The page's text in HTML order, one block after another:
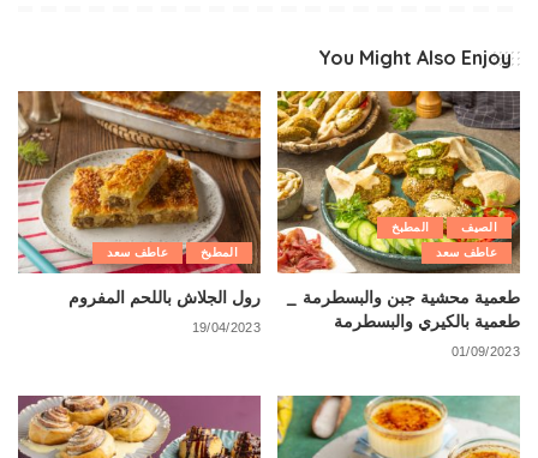
You Might Also Enjoy
الصيف
المطبخ
عاطف سعد
طعمية محشية جبن والبسطرمة _
طعمية بالكيري والبسطرمة
01/09/2023
المطبخ عاطف سعد
رول الجلاش باللحم المفروم
19/04/2023